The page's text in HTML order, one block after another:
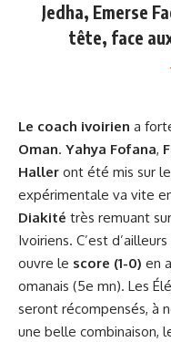
Jedha, Emerse
tête, face
Le coach ivoirien a
Oman. Yahya Fofana,
Haller ont été mis sur
expérimentale va vite
Diakité très remuant
Ivoiriens. C’est
ouvre le score (1-0) en
omanais (5e mn). Les
seront récompensés, à
une belle combinaison,